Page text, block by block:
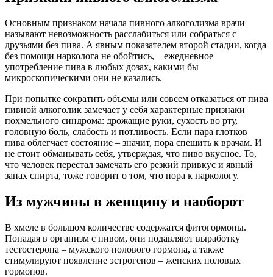
Основным признаком начала пивного алкоголизма врачи
называют невозможность расслабиться или собраться с
друзьями без пива. А явным показателем второй стадии, когда
без помощи нарколога не обойтись, – ежедневное
употребление пива в любых дозах, какими бы
микроскопическими они не казались.
При попытке сократить объемы или совсем отказаться от пива
пивной алкоголик замечает у себя характерные признаки
похмельного синдрома: дрожащие руки, сухость во рту,
головную боль, слабость и потливость. Если пара глотков
пива облегчает состояние – значит, пора спешить к врачам. И
не стоит обманывать себя, утверждая, что пиво вкусное. То,
что человек перестал замечать его резкий привкус и явный
запах спирта, тоже говорит о том, что пора к наркологу.
Из мужчины в женщину и наоборот
В хмеле в большом количестве содержатся фитогормоны.
Попадая в организм с пивом, они подавляют выработку
тестостерона – мужского полового гормона, а также
стимулируют появление эстрогенов – женских половых
гормонов.